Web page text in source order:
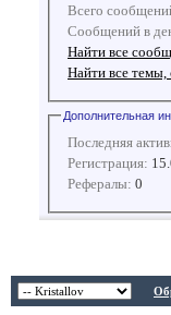
Всего
Сообщений в
Найти все
Найти все темы,
Дополнительная
Последняя
Регистрация:
Рефералы: 0